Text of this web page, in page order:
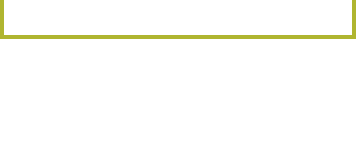
30/08 17:30 Abuztuaren 30a / 30 de